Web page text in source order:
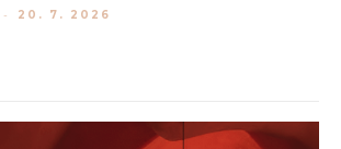
přetrvávající ekonomickou nejistotu
- 20. 7. 2026